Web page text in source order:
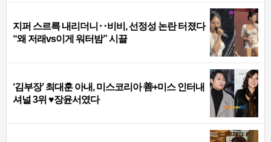
지퍼 스르륵 내리더니‥비비, 선정성 논란 터졌다
“왜 저래vs이게 워터밤” 시끌
‘김부장’ 최대훈 아내, 미스코리아 善+미스 인터내
셔널 3위 ♥장윤서였다